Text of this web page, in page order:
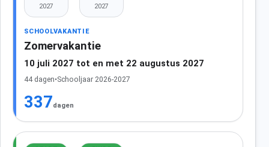
2027 2027
SCHOOLVAKANTIE
Zomervakantie
10 juli 2027 tot en met 22 augustus 2027
44 dagen•Schooljaar 2026-2027
337dagen